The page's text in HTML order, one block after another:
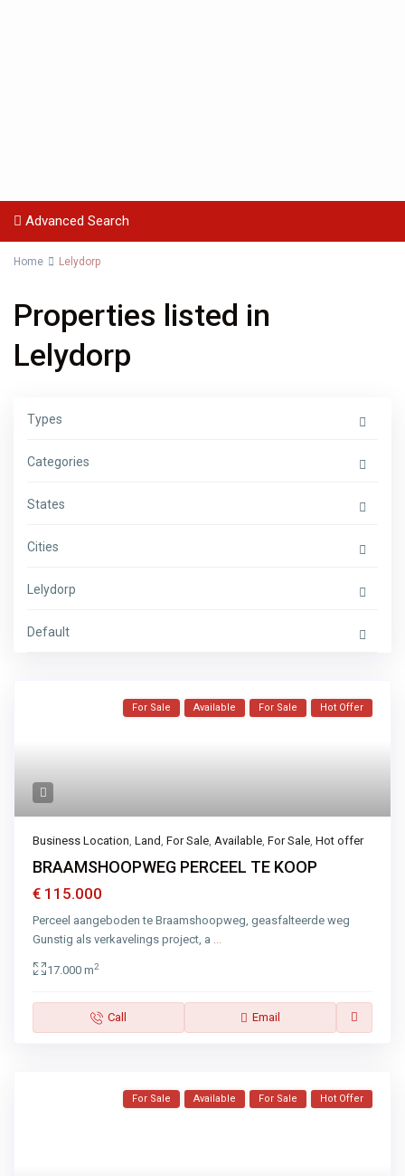
Advanced Search
Home Lelydorp
Properties listed in
Lelydorp
Types
Categories
States
Cities
Lelydorp
Default
For Sale Available For Sale Hot Offer
Business Location,Land,For Sale,Available,For Sale,Hot offer
BRAAMSHOOPWEG PERCEEL TE KOOP
€ 115.000
Perceel aangeboden te Braamshoopweg, geasfalteerde weg
Gunstig als verkavelings project, a ...
17.000 m2
Call Email
For Sale Available For Sale Hot Offer